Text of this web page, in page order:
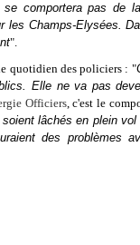
comportera pas de
les Champs-Elysées.
".
quotidien des policiers : "
Elle ne va pas
Officiers, c'est le
lâchés en plein vol
des problèmes